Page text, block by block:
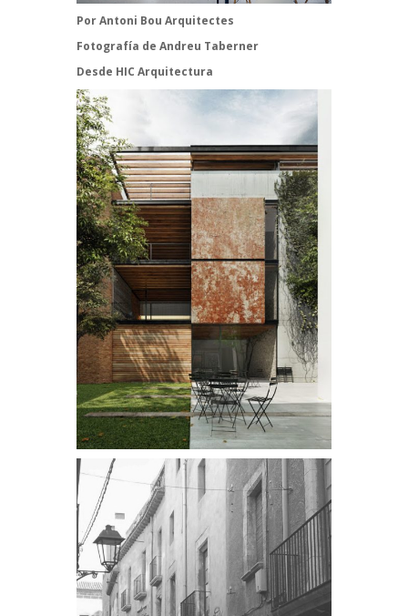
PorAntoni Bou Arquitectes
Fotografía de Andreu Taberner
Desde HIC Arquitectura